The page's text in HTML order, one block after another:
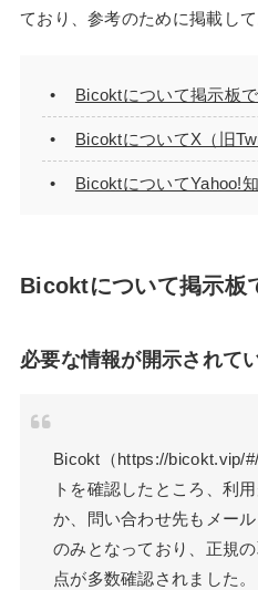
ており、参考のために掲載して
Bicoktについて掲示板
BicoktについてX（旧
BicoktについてYahoo!
Bicoktについて掲示板
必要な情報が開示されて
Bicokt（https://bicokt.vip/
トを確認したところ、利
か、問い合わせ先もメー
のみとなっており、正規
点が多数確認されました。